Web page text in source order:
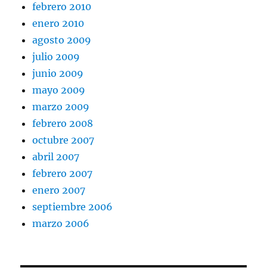
febrero 2010
enero 2010
agosto 2009
julio 2009
junio 2009
mayo 2009
marzo 2009
febrero 2008
octubre 2007
abril 2007
febrero 2007
enero 2007
septiembre 2006
marzo 2006